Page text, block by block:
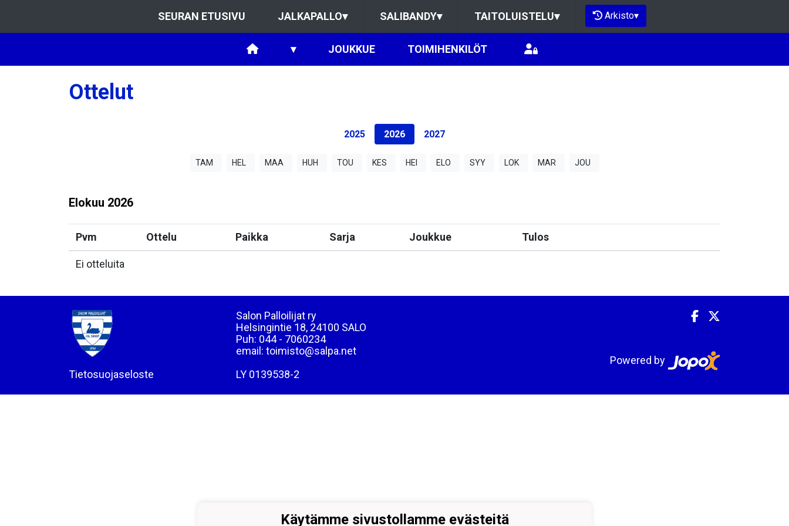
SEURAN ETUSIVU JALKAPALLO▾ SALIBANDY▾ TAITOLUISTELU▾ Arkisto▾
▾ JOUKKUE TOIMIHENKILÖT
Ottelut
2025 2026 2027
TAM HEL MAA HUH TOU KES HEI ELO SYY LOK MAR JOU
Elokuu 2026
Pvm Ottelu Paikka Sarja Joukkue Tulos
Ei otteluita
Tietosuojaseloste
Salon Palloilijat ry
Helsingintie 18, 24100 SALO
Puh: 044 - 7060234
email: toimisto@salpa.net
LY 0139538-2
Powered by
Käytämme sivustollamme evästeitä